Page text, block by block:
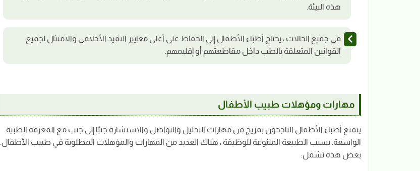
هذه البيئة.
في جميع الحالات ، يحتاج أطباء الأطفال إلى الحفاظ على أعلى معايير التقيد الأخلاقي والامتثال لجميع
القوانين المتعلقة بالطب داخل مقاطعتهم أو إقليمهم.
مهارات ومؤهلات طبيب الأطفال
يتمتع أطباء الأطفال الناجحون بمزيج من مهارات التحليل والتواصل والاستشارة جنبًا إلى جنب مع المعرفة الطبية
الواسعة. بسبب الطبيعة المتنوعة للوظيفة ، هناك العديد من المهارات والمؤهلات المطلوبة في طبيب الأطفال.
بعض هذه تشمل: